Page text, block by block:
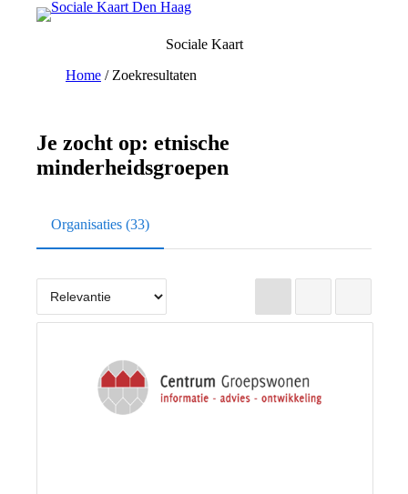
Sociale Kaart
Home / Zoekresultaten
Je zocht op: etnische
minderheidsgroepen
Organisaties (33)